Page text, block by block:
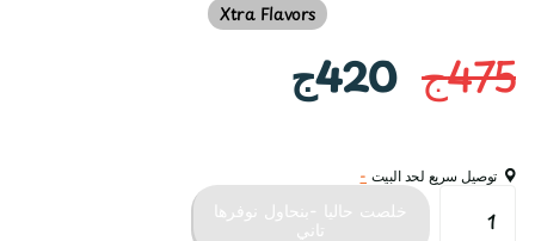
Xtra Flavors
475ج 420ج
توصيل سريع لحد البيت -
خلصت حاليا -بنحاول نوفرها
تاني